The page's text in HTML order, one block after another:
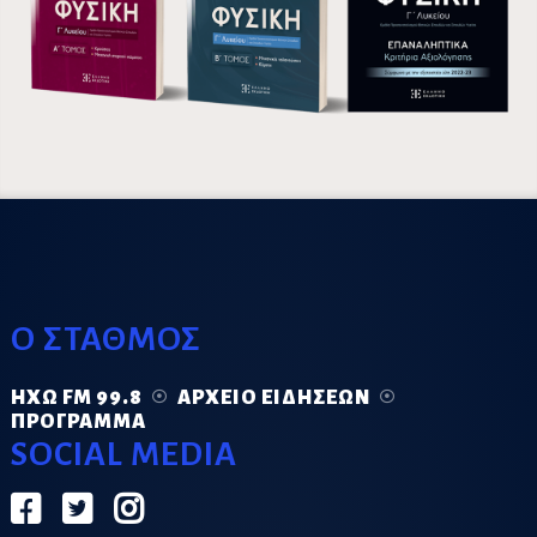
Ο ΣΤΑΘΜΟΣ
ΗΧΏ FM 99.8
ΑΡΧΕΊΟ ΕΙΔΉΣΕΩΝ
ΠΡΌΓΡΑΜΜΑ
SOCIAL MEDIA